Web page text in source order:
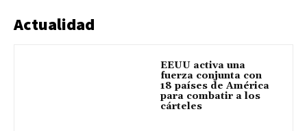
Actualidad
EEUU activa una
fuerza conjunta con
18 países de América
para combatir a los
cárteles